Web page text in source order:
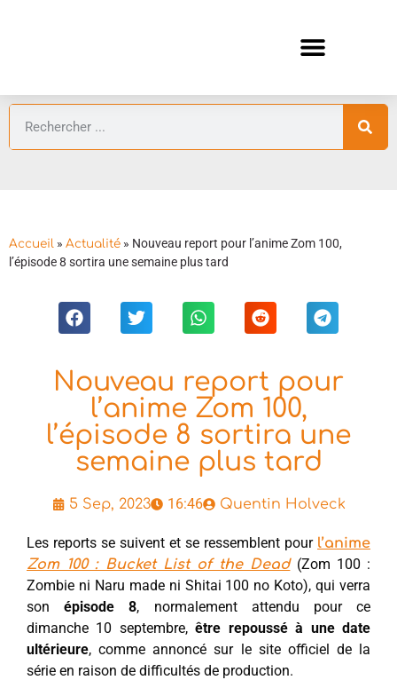
Accueil » Actualité » Nouveau report pour l’anime Zom 100,
l’épisode 8 sortira une semaine plus tard
Nouveau report pour
l’anime Zom 100,
l’épisode 8 sortira une
semaine plus tard
5 Sep, 2023 16:46 Quentin Holveck
Les reports se suivent et se ressemblent pour l’anime
Zom 100 : Bucket List of the Dead(Zom 100 :
Zombie ni Naru made ni Shitai 100 no Koto), qui verra
sonépisode 8, normalement attendu pour ce
dimanche 10 septembre,être repoussé à une date
ultérieure, comme annoncé sur le site officiel de la
série en raison de difficultés de production.